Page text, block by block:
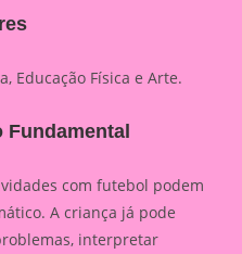
Educação Física e Arte.
com futebol podem
A criança já pode
interpretar